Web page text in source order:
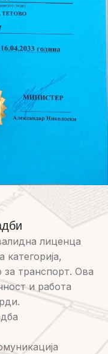
лиценца
транспорт. Ова
и работа